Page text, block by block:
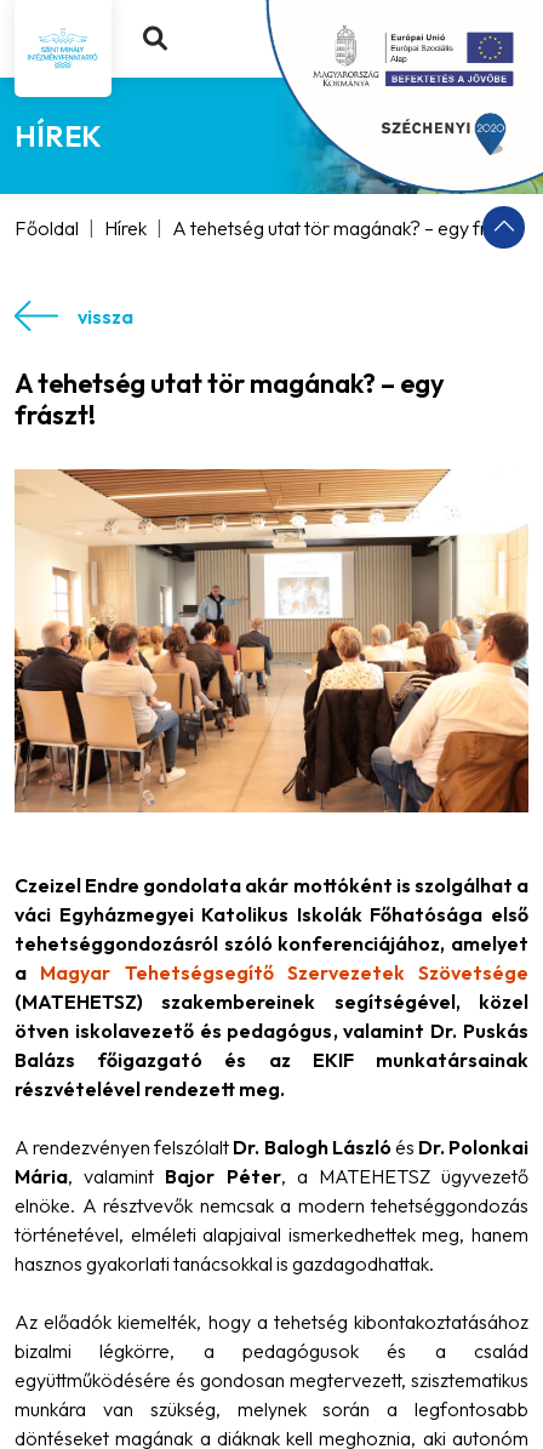
HÍREK
Főoldal Hírek A tehetség utat tör magának? – egy frászt!
vissza
A tehetség utat tör magának? – egy
frászt!
Czeizel Endre gondolata akár mottóként is szolgálhat a
váci Egyházmegyei Katolikus Iskolák Főhatósága első
tehetséggondozásról szóló konferenciájához, amelyet
a Magyar Tehetségsegítő Szervezetek Szövetsége
(MATEHETSZ) szakembereinek segítségével, közel
ötven iskolavezető és pedagógus, valamint Dr. Puskás
Balázs főigazgató és az EKIF munkatársainak
részvételével rendezett meg.
A rendezvényen felszólalt Dr. Balogh László és Dr. Polonkai
Mária, valamint Bajor Péter, a MATEHETSZ ügyvezető
elnöke. A résztvevők nemcsak a modern tehetséggondozás
történetével, elméleti alapjaival ismerkedhettek meg, hanem
hasznos gyakorlati tanácsokkal is gazdagodhattak.
Az előadók kiemelték, hogy a tehetség kibontakoztatásához
bizalmi légkörre, a pedagógusok és a család
együttműködésére és gondosan megtervezett, szisztematikus
munkára van szükség, melynek során a legfontosabb
döntéseket magának a diáknak kell meghoznia, aki autonóm